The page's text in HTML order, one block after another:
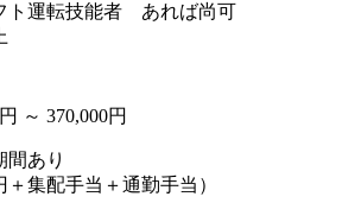
ト運転技能者 あれば尚可
～ 370,000円
間あり
＋集配手当＋通勤手当）